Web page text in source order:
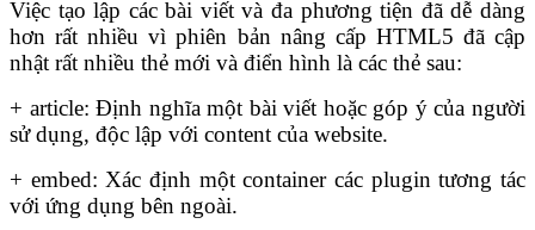
Việc tạo lập các bài viết và đa phương tiện đã dễ dàng
hơn rất nhiều vì phiên bản nâng cấp HTML5 đã cập
nhật rất nhiều thẻ mới và điển hình là các thẻ sau:
+ article: Định nghĩa một bài viết hoặc góp ý của người
sử dụng, độc lập với content của website.
+ embed: Xác định một container các plugin tương tác
với ứng dụng bên ngoài.